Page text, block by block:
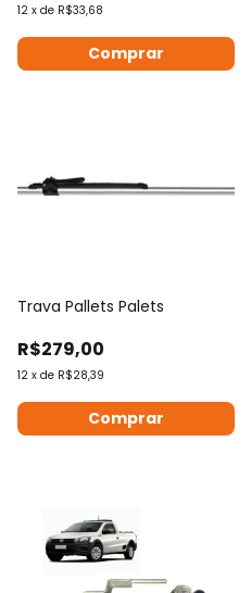
12 x de R$33,68
Trava Pallets Palets
R$279,00
12 x de R$28,39